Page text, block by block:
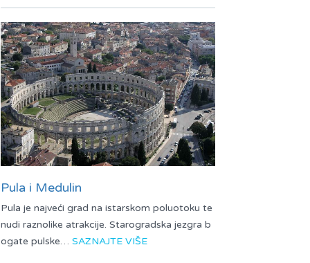
Pula i Medulin
Pula je najveći grad na istarskom poluotoku te
nudi raznolike atrakcije. Starogradska jezgra b
ogate pulske… SAZNAJTE VIŠE